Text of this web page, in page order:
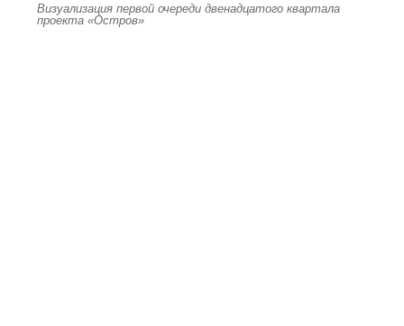
Визуализация первой очереди двенадцатого квартала
проекта «Остров»